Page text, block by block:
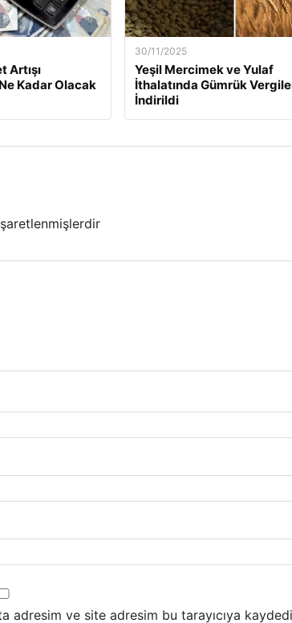
Artışı
Kadar Olacak
30/11/2025
Yeşil Mercimek ve Yulaf
İthalatında Gümrük
İndirildi
adresim ve site adresim bu tarayıcıya